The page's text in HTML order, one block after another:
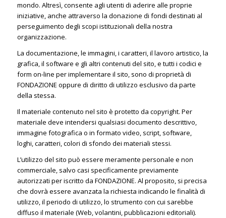
mondo. Altresì, consente agli utenti di aderire alle proprie
iniziative, anche attraverso la donazione di fondi destinati al
perseguimento degli scopi istituzionali della nostra
organizzazione.
La documentazione, le immagini, i caratteri, il lavoro artistico, la
grafica, il software e gli altri contenuti del sito, e tutti i codici e
form on-line per implementare il sito, sono di proprietà di
FONDAZIONE oppure di diritto di utilizzo esclusivo da parte
della stessa.
Il materiale contenuto nel sito è protetto da copyright. Per
materiale deve intendersi qualsiasi documento descrittivo,
immagine fotografica o in formato video, script, software,
loghi, caratteri, colori di sfondo dei materiali stessi.
L’utilizzo del sito può essere meramente personale e non
commerciale, salvo casi specificamente previamente
autorizzati per iscritto da FONDAZIONE. Al proposito, si precisa
che dovrà essere avanzata la richiesta indicando le finalità di
utilizzo, il periodo di utilizzo, lo strumento con cui sarebbe
diffuso il materiale (Web, volantini, pubblicazioni editoriali).